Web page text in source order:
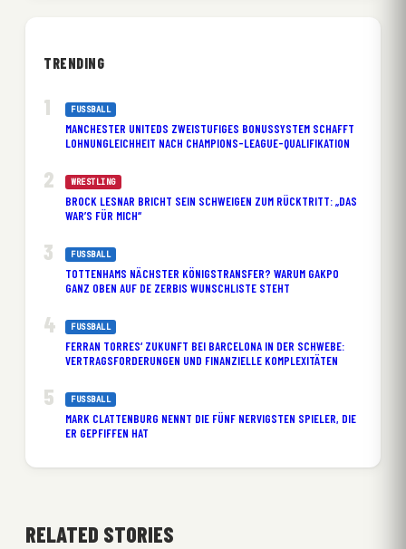
TRENDING
FUSSBALL
MANCHESTER UNITEDS ZWEISTUFIGES BONUSSYSTEM SCHAFFT
LOHNUNGLEICHHEIT NACH CHAMPIONS-LEAGUE-QUALIFIKATION
WRESTLING
BROCK LESNAR BRICHT SEIN SCHWEIGEN ZUM RÜCKTRITT: „DAS
WAR’S FÜR MICH“
FUSSBALL
TOTTENHAMS NÄCHSTER KÖNIGSTRANSFER? WARUM GAKPO
GANZ OBEN AUF DE ZERBIS WUNSCHLISTE STEHT
FUSSBALL
FERRAN TORRES‘ ZUKUNFT BEI BARCELONA IN DER SCHWEBE:
VERTRAGSFORDERUNGEN UND FINANZIELLE KOMPLEXITÄTEN
FUSSBALL
MARK CLATTENBURG NENNT DIE FÜNF NERVIGSTEN SPIELER, DIE
ER GEPFIFFEN HAT
RELATED STORIES